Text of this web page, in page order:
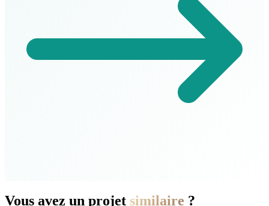
Vous avez un projet similaire ?